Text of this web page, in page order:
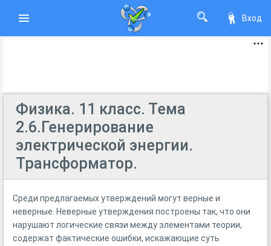
Вход
Физика. 11 класс. Тема
2.6.Генерирование
электрической энергии.
Трансформатор.
Среди предлагаемых утверждений могут верные и
неверные. Неверные утверждения построены так, что они
нарушают логические связи между элементами теории,
содержат фактические ошибки, искажающие суть